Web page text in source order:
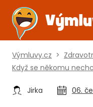
Výmluvy.cz >
Když se někomu
Jirka 06.